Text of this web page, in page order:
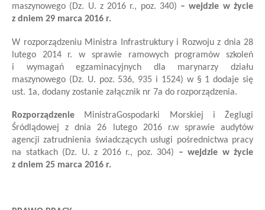
maszynowego (Dz. U. z 2016 r., poz. 340) – wejdzie w życie
z dniem 29 marca 2016 r.
W rozporządzeniu Ministra Infrastruktury i Rozwoju z dnia 28
lutego 2014 r. w sprawie ramowych programów szkoleń
i wymagań egzaminacyjnych dla marynarzy działu
maszynowego (Dz. U. poz. 536, 935 i 1524) w § 1 dodaje się
ust. 1a, dodany zostanie załącznik nr 7a do rozporządzenia.
Rozporządzenie MinistraGospodarki Morskiej i Żeglugi
Śródlądowej z dnia 26 lutego 2016 r.w sprawie audytów
agencji zatrudnienia świadczących usługi pośrednictwa pracy
na statkach(Dz. U. z 2016 r., poz. 304) – wejdzie w życie
z dniem 25 marca 2016 r.